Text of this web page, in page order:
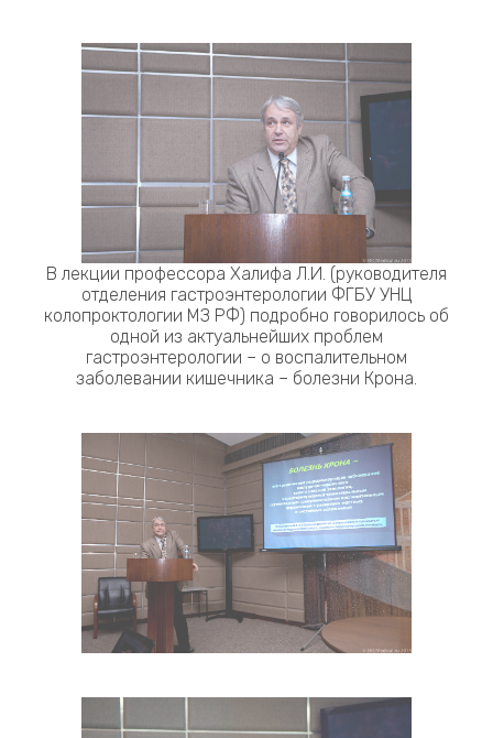
В лекции профессора Халифа Л.И. (руководителя
отделения гастроэнтерологии ФГБУ УНЦ
колопроктологии МЗ РФ) подробно говорилось об
одной из актуальнейших проблем
гастроэнтерологии – о воспалительном
заболевании кишечника – болезни Крона.